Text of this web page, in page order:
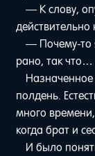
— К слову,
— Почему-то
рано, так что…
полдень.
много
когда брат и
И было